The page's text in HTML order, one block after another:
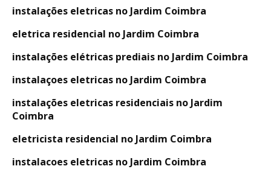
instalações eletricas no Jardim Coimbra
eletrica residencial no Jardim Coimbra
instalações elétricas prediais no Jardim Coimbra
instalaçoes eletricas no Jardim Coimbra
instalações eletricas residenciais no Jardim
Coimbra
eletricista residencial no Jardim Coimbra
instalacoes eletricas no Jardim Coimbra